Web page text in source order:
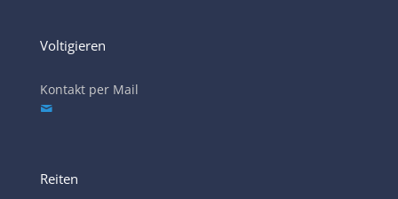
Voltigieren
Kontakt per Mail
Reiten